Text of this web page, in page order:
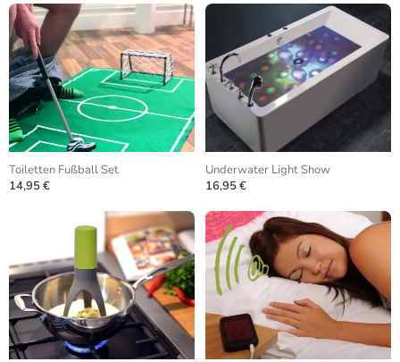
Toiletten Fußball Set
14,95 €
Underwater Light Show
16,95 €